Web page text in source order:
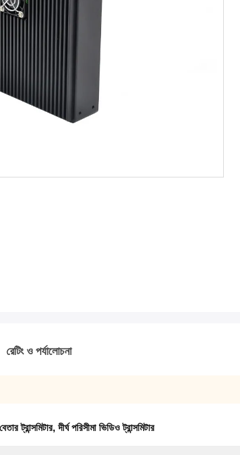
রেটিং ও পর্যালোচনা
ট্রান্সমিটার,দীর্ঘ পরিসীমা ভিডিও ট্রান্সমিটার